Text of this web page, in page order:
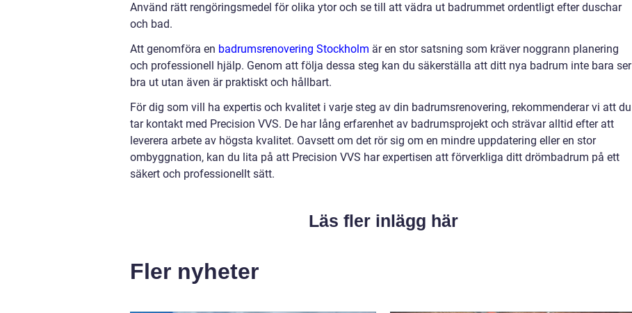
Använd rätt rengöringsmedel för olika ytor och se till att vädra ut badrummet ordentligt efter duschar
och bad.
Att genomföra en badrumsrenovering Stockholm är en stor satsning som kräver noggrann planering
och professionell hjälp. Genom att följa dessa steg kan du säkerställa att ditt nya badrum inte bara ser
bra ut utan även är praktiskt och hållbart.
För dig som vill ha expertis och kvalitet i varje steg av din badrumsrenovering, rekommenderar vi att du
tar kontakt med Precision VVS. De har lång erfarenhet av badrumsprojekt och strävar alltid efter att
leverera arbete av högsta kvalitet. Oavsett om det rör sig om en mindre uppdatering eller en stor
ombyggnation, kan du lita på att Precision VVS har expertisen att förverkliga ditt drömbadrum på ett
säkert och professionellt sätt.
Läs fler inlägg här
Fler nyheter